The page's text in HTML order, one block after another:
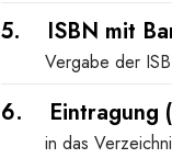
5. ISBN mit
Vergabe der
6. Eintragung
in das